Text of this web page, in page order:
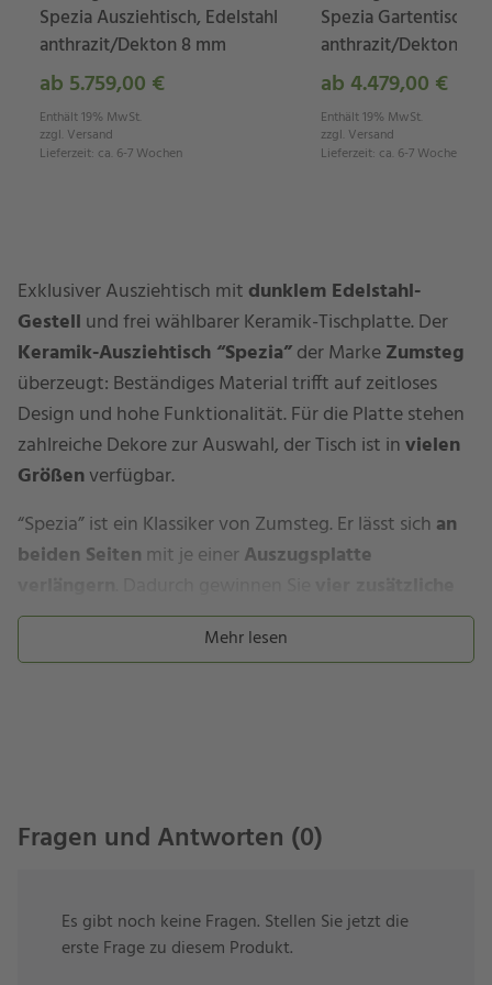
Spezia Ausziehtisch, Edelstahl
anthrazit/Dekton 8 mm
ab 5.759,00 €
Enthält 19% MwSt.
zzgl. Versand
Lieferzeit: ca. 6-7 Wochen
Spezia Gartentisch,
anthrazit/Dekton 8
ab 4.479,00 €
Enthält 19% MwSt.
zzgl. Versand
Lieferzeit: ca. 6-7 Wochen
Exklusiver Ausziehtisch mit dunklem Edelstahl-
Gestell und frei wählbarer Keramik-Tischplatte. Der
Keramik-Ausziehtisch “Spezia”der MarkeZumsteg
überzeugt: Beständiges Material trifft auf zeitloses
Design und hohe Funktionalität. Für die Platte stehen
zahlreiche Dekore zur Auswahl, der Tisch ist invielen
Größenverfügbar.
“Spezia” ist ein Klassiker von Zumsteg. Er lässt sich an
beiden Seiten mit je einerAuszugsplatte
Plätze– ganz ohne störende Tischbeine. Die
Keramikplatten sind je 70 cm lang bzw. je 62,5 cm für
Ihr Keramik-Ausziehtisch “Spezia”
anthrazit …
von 7 mm mit einempulverbeschichteten Edelstahl-
Tischgestell.
Mehr lesen
Fragen und Antworten (0)
Es gibt noch keine Fragen. Stellen Sie jetzt die
erste Frage zu diesem Produkt.